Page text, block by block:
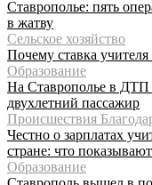
Ставрополье: пять
в жатву
Сельское хозяйство
Почему ставка
Образование
На Ставрополье в ДТП
двухлетний пассажир
Происшествия
Честно о зарплатах
стране: что
Образование